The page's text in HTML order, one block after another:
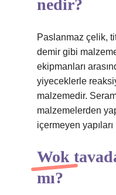
nedir?
Paslanmaz çelik,
demir gibi
ekipmanları
yiyeceklerle
malzemedir.
malzemelerden
içermeyen
Wok
mı?